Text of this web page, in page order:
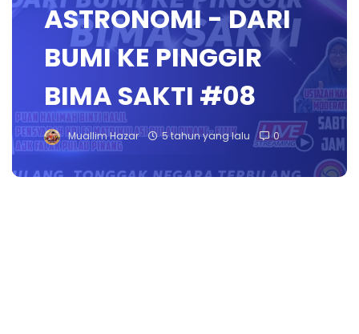
ASTRONOMI - DARI
BUMI KE PINGGIR
BIMA SAKTI #08
Muallim Hazar 5 tahun yang lalu 0